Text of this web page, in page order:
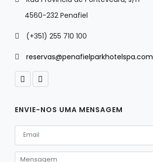
4560-232 Penafiel
(+351) 255 710 100
reservas@penafielparkhotelspa.com
ENVIE-NOS UMA MENSAGEM